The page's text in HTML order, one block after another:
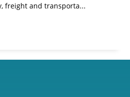
freight and transporta...